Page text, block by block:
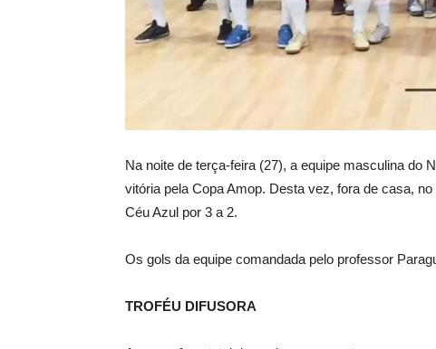
Na noite de terça-feira (27), a equipe masculina do
vitória pela Copa Amop. Desta vez, fora de casa,
Céu Azul por 3 a 2.
Os gols da equipe comandada pelo professor
TROFÉU DIFUSORA